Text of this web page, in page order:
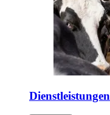
Dienstleistungen